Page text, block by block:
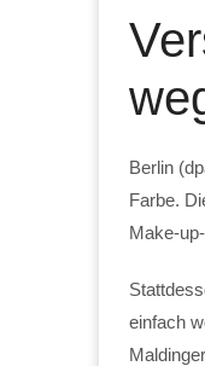
Berlin
Farbe.
Make-
einfach